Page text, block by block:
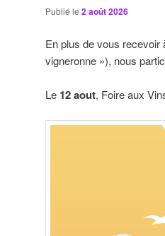
Publié le 2 août 2026
En plus de vous recevoir
vigneronne »), nous
Le 12 aout, Foire aux